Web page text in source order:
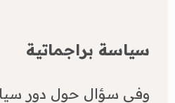
سياسة براجماتية
​وفي سؤال حول دور